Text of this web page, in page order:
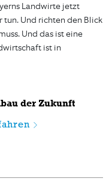
Landwirte jetzt
tun. Und richten den Blick
Und das ist eine
ist in
der Zukunft